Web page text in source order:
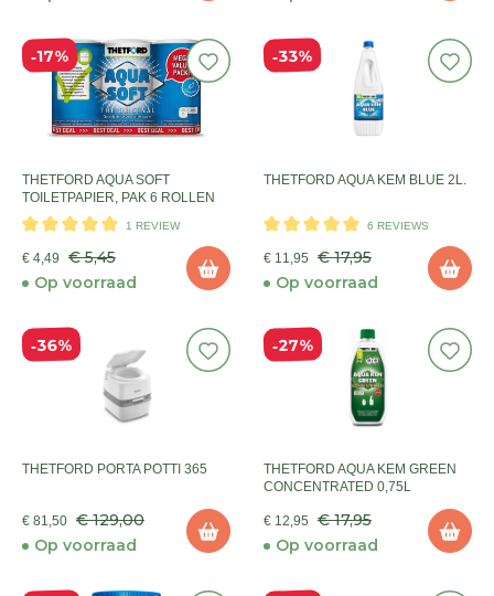
17%
THETFORD AQUA SOFT
TOILETPAPIER, PAK 6 ROLLEN
1 REVIEW
€ 4,49
€ 5,45
Op voorraad
33%
THETFORD AQUA KEM BLUE 2L.
6 REVIEWS
€ 11,95
€ 17,95
Op voorraad
36%
THETFORD PORTA POTTI 365
€ 81,50 € 129,00
Op voorraad
27%
THETFORD AQUA KEM GREEN
CONCENTRATED 0,75L
€ 12,95
€ 17,95
Op voorraad